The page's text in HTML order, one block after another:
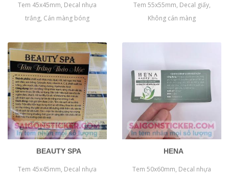
Tem 45x45mm, Decal nhựa
trắng, Cán màng bóng
Tem 55x55mm, Decal giấy,
Không cán màng
BEAUTY SPA
Tem 45x45mm, Decal nhựa
HENA
Tem 50x60mm, Decal nhựa